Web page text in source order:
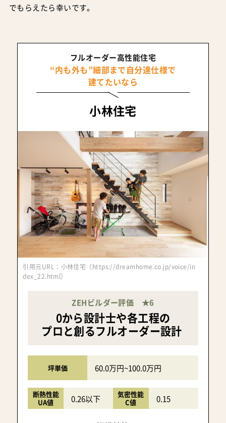
でもらえたら幸いです。
フルオーダー高性能住宅
“内も外も”細部まで自分達仕様で
建てたいなら
小林住宅
引用元URL：小林住宅（https://dreamhome.co.jp/voice/in
dex_22.html）
ZEHビルダー評価 ★6
0から設計士や各工程の
プロと創るフルオーダー設計
坪単価 60.0万円~100.0万円
断熱性能
UA値
0.26以下
気密性能
C値
0.15